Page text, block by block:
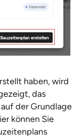
haben, wird
das
der Grundlage
können Sie